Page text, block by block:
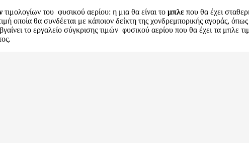
τιμολογίων του φυσικού αερίου: η μια θα είναι το μπλε που θα έχει
οποία θα συνδέεται με κάποιον δείκτη της χονδρεμπορικής αγοράς,
το εργαλείο σύγκρισης τιμών φυσικού αερίου που θα έχει τα μπλε